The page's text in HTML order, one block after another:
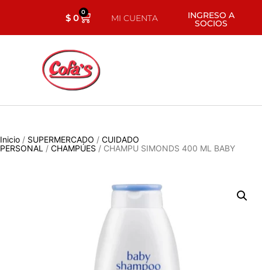
$0 0
MI CUENTA INGRESO A
SOCIOS
Inicio / SUPERMERCADO / CUIDADO
PERSONAL / CHAMPÚES / CHAMPU SIMONDS 400 ML BABY